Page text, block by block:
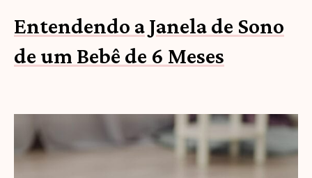
Entendendo a Janela de Sono
de um Bebê de 6 Meses